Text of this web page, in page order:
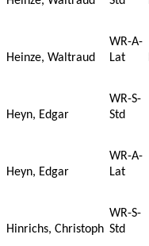
Heinze, Waltraud
WR-A-
Lat
Heyn, Edgar
WR-S-
Std
Heyn, Edgar
WR-A-
Lat
Hinrichs, Christoph
WR-S-
Std